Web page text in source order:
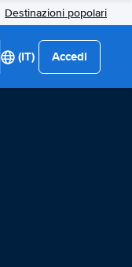
Destinazioni popolari
(IT) Accedi